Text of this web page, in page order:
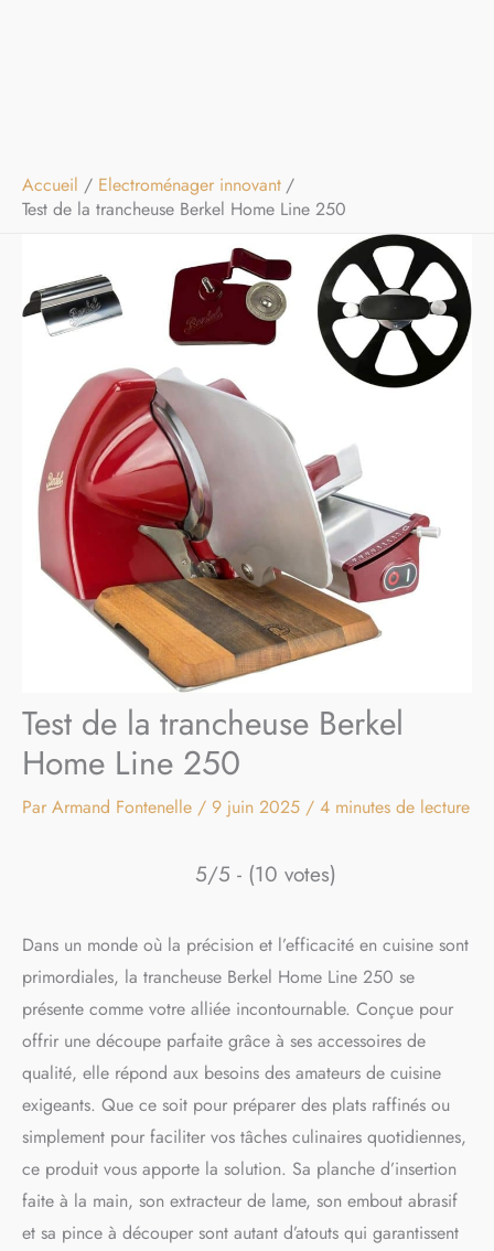
Accueil
Electroménager innovant
Test de la trancheuse Berkel Home Line 250
Test de la trancheuse Berkel
Home Line 250
Par Armand Fontenelle / 9 juin 2025 / 4 minutes de lecture
5/5 - (10 votes)
Dans un monde où la précision et l’efficacité en cuisine sont
primordiales, la trancheuse Berkel Home Line 250 se
présente comme votre alliée incontournable. Conçue pour
offrir une découpe parfaite grâce à ses accessoires de
qualité, elle répond aux besoins des amateurs de cuisine
exigeants. Que ce soit pour préparer des plats raffinés ou
simplement pour faciliter vos tâches culinaires quotidiennes,
ce produit vous apporte la solution. Sa planche d’insertion
faite à la main, son extracteur de lame, son embout abrasif
et sa pince à découper sont autant d’atouts qui garantissent